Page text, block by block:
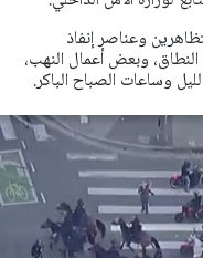
وعناصر إنفاذ
وبعض أعمال النهب،
وساعات الصباح الباكر.